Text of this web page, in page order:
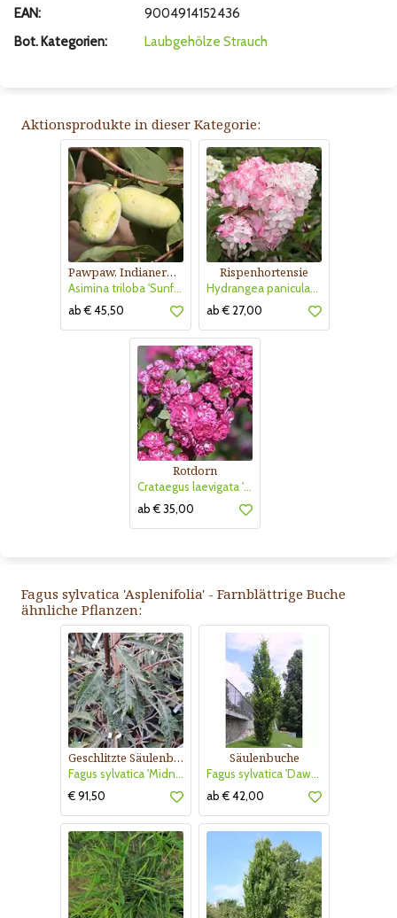
EAN:
9004914152436
Bot. Kategorien:
Laubgehölze Strauch
Aktionsprodukte in dieser Kategorie:
Pawpaw, Indianerbanane
Asimina triloba 'Sunflower'
ab € 45,50
Rispenhortensie
Hydrangea paniculata 'Vanille Fraise'
ab € 27,00
Rotdorn
Crataegus laevigata 'Pauls Scarlet'
ab € 35,00
Fagus sylvatica 'Asplenifolia' - Farnblättrige Buche
ähnliche Pflanzen:
Geschlitzte Säulenbuche
Fagus sylvatica 'Midnight Feather'
€ 91,50
Säulenbuche
Fagus sylvatica 'Dawyck' ('Fastigiata')
ab € 42,00